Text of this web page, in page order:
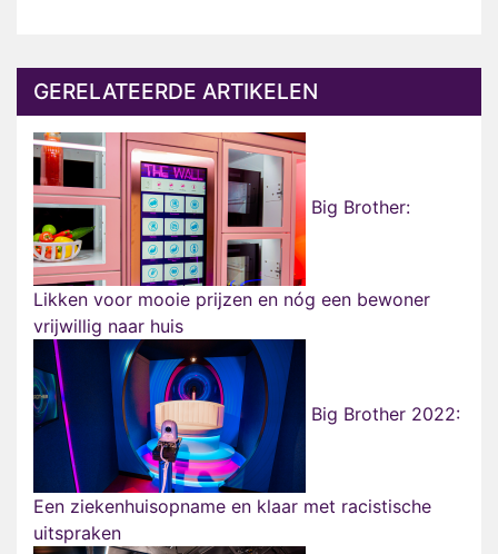
GERELATEERDE ARTIKELEN
Big Brother:
Likken voor mooie prijzen en nóg een bewoner
vrijwillig naar huis
Big Brother 2022:
Een ziekenhuisopname en klaar met racistische
uitspraken